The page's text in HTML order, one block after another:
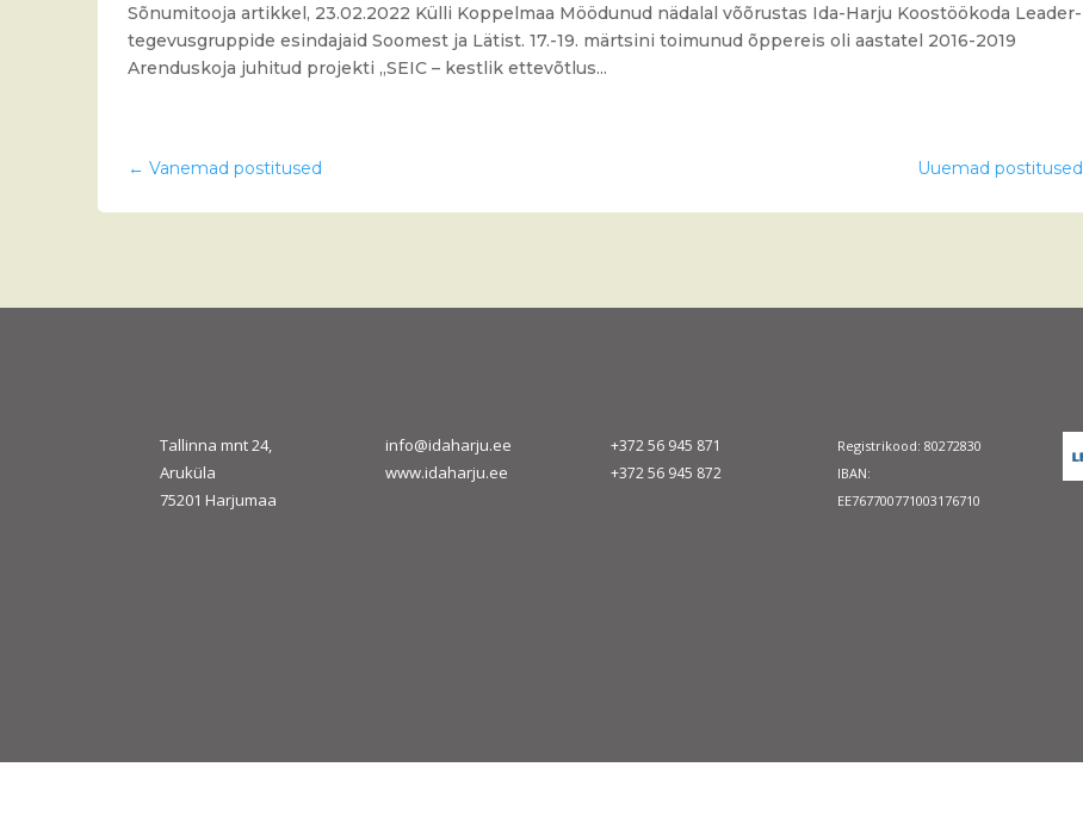
Sõnumitooja artikkel, 23.02.2022 Külli Koppelmaa Möödunud nädalal võõrustas Ida-Harju Koostöökoda Leader-
tegevusgruppide esindajaid Soomest ja Lätist. 17.-19. märtsini toimunud õppereis oli aastatel 2016-2019
Arenduskoja juhitud projekti „SEIC – kestlik ettevõtlus...
← Vanemad postitused Uuemad postitused
Tallinna mnt 24,
Aruküla
75201 Harjumaa
info@idaharju.ee
www.idaharju.ee
+372 56 945 871
+372 56 945 872
Registrikood: 80272830
IBAN:
EE767700771003176710